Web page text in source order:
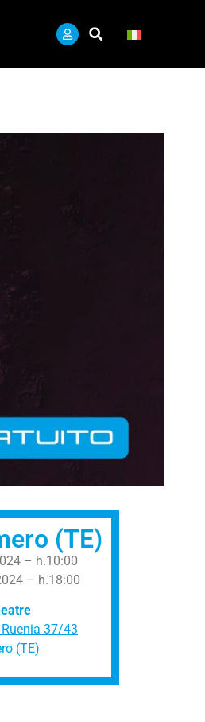
(TE)
– h.10:00
– h.18:00
37/43
(TE)